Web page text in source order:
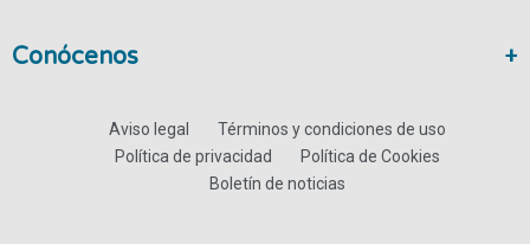
Conócenos
Aviso legal
Términos y condiciones de uso
Política de privacidad
Política de Cookies
Boletín de noticias